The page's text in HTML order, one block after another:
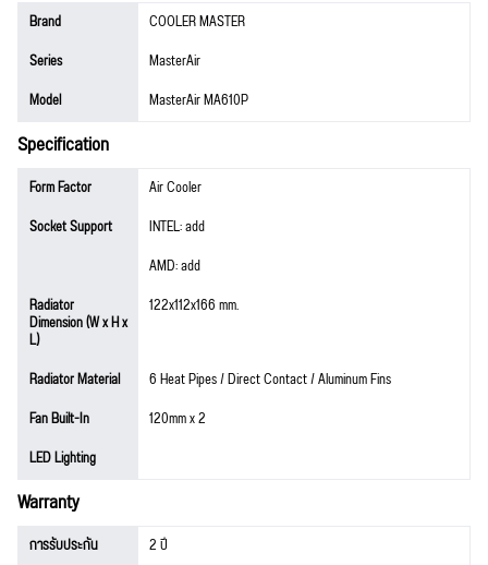
Brand
COOLER MASTER
Series
MasterAir
Model
MasterAir MA610P
Specification
Form Factor
Air Cooler
Socket Support
INTEL: add
AMD: add
Radiator
Dimension (W x H x
L)
122x112x166 mm.
Radiator Material
6 Heat Pipes / Direct Contact / Aluminum Fins
Fan Built-In
120mm x 2
LED Lighting
Warranty
การรับประกัน 2 ปี